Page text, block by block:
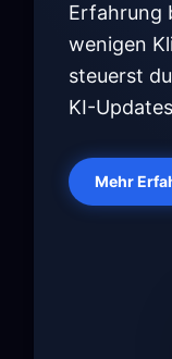
Erfahrung
wenigen
steuerst
KI-
Mehr